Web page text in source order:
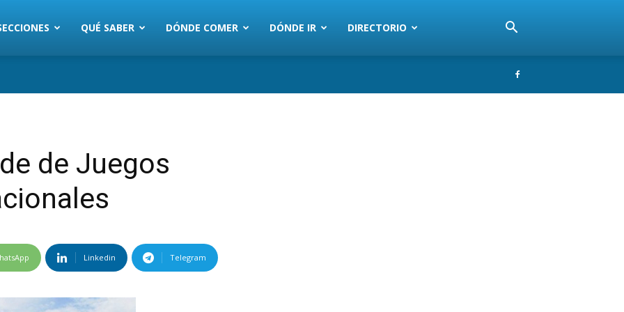
QUÉ SABER DÓNDE COMER DÓNDE IR DIRECTORIO
de Juegos
Linkedin Telegram